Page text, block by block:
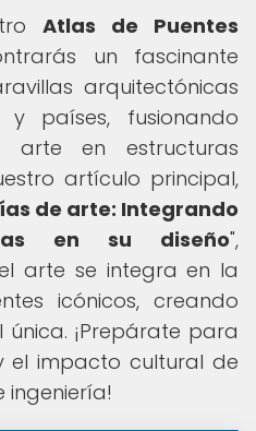
Atlas de Puentes
un fascinante
arquitectónicas
países, fusionando
arte en estructuras
artículo principal,
de arte: Integrando
en su diseño",
arte se integra en la
icónicos, creando
única. ¡Prepárate para
el impacto cultural de
ingeniería!